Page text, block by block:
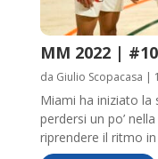
MM 2022 |
da Giulio Scopacasa |
Miami ha iniziato la
perdersi un po’
riprendere il ritmo